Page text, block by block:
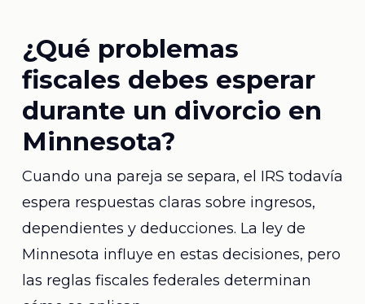
¿Qué problemas
fiscales debes esperar
durante un divorcio en
Minnesota?
Cuando una pareja se separa, el IRS todavía
espera respuestas claras sobre ingresos,
dependientes y deducciones. La ley de
Minnesota influye en estas decisiones, pero
las reglas fiscales federales determinan